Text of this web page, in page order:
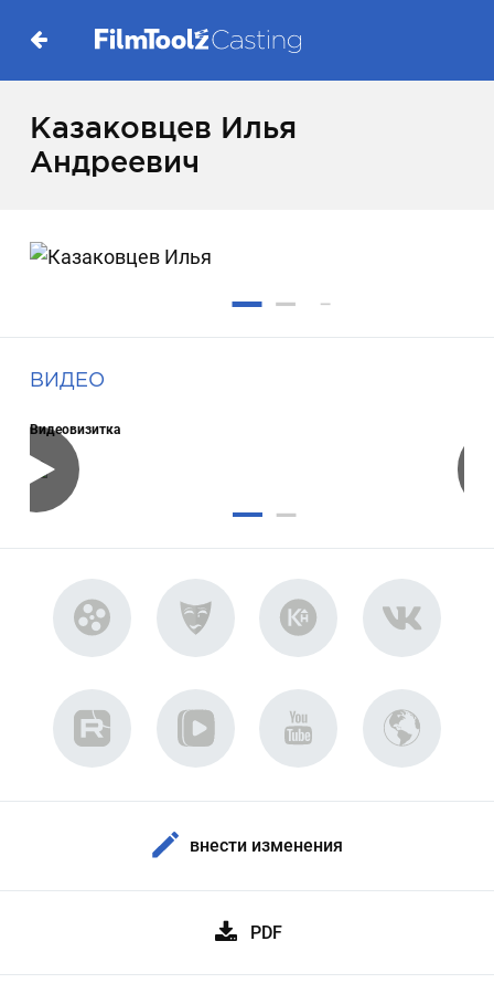
Казаковцев Илья
Андреевич
ВИДЕО
Видеовизитка
внести изменения
PDF